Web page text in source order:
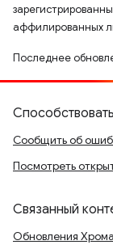
аффилированных
Последнее
Способствовать
Сообщить об
Посмотреть
Связанный
Обновления Хрома